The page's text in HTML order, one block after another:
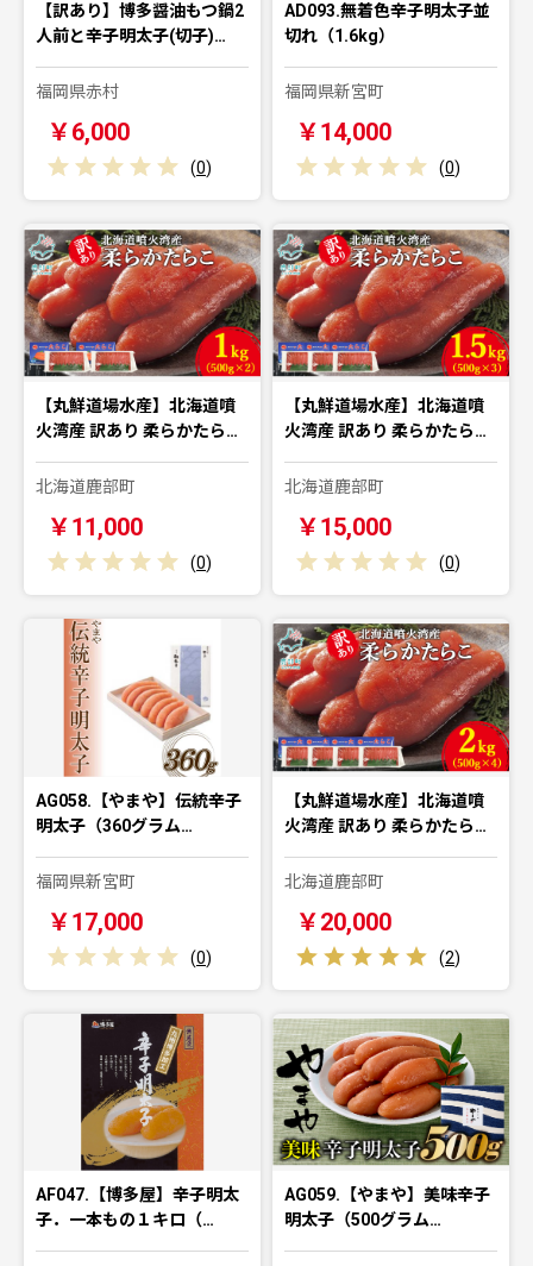
【訳あり】博多醤油もつ鍋2
人前と辛子明太子(切子)…
福岡県赤村
￥6,000
(0)
AD093.無着色辛子明太子並
切れ（1.6kg）
福岡県新宮町
￥14,000
(0)
【丸鮮道場水産】北海道噴
火湾産 訳あり 柔らかたら…
北海道鹿部町
￥11,000
(0)
【丸鮮道場水産】北海道噴
火湾産 訳あり 柔らかたら…
北海道鹿部町
￥15,000
(0)
AG058.【やまや】伝統辛子
明太子（360グラム…
福岡県新宮町
￥17,000
(0)
【丸鮮道場水産】北海道噴
火湾産 訳あり 柔らかたら…
北海道鹿部町
￥20,000
(2)
AF047.【博多屋】辛子明太
子．一本もの１キロ（…
AG059.【やまや】美味辛子
明太子（500グラム…